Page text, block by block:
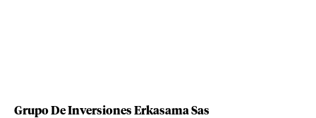
Grupo De Inversiones Erkasama Sas